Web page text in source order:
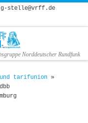
g-stelle@vrff.de
Norddeutscher Rundfunk
und tarifunion »